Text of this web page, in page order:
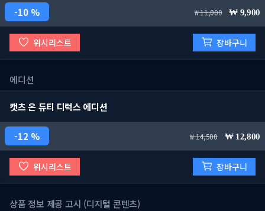
10 % 11,000 9,900
위시리스트 장바구니
에디션
캣츠 온 듀티 디럭스 에디션
12 % 14,500 12,800
위시리스트 장바구니
상품 정보 제공 고시 (디지털 콘텐츠)